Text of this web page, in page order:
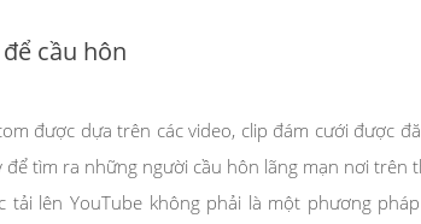
cầu hôn
được dựa trên các video, clip đám cưới được
tìm ra những người cầu hôn lãng mạn nơi trên
lên YouTube không phải là một phương